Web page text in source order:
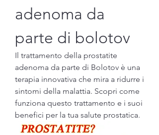
adenoma da
parte di bolotov
Il trattamento della prostatite
adenoma da parte di Bolotov è una
terapia innovativa che mira a ridurre i
sintomi della malattia. Scopri come
funziona questo trattamento e i suoi
benefici per la tua salute prostatica.